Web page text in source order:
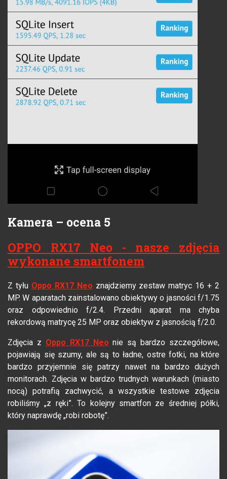
Kamera – ocena 5
OPPO RX17 Neo - nasze zdjęcia
wykonane smartfonem
Z tyłu Oppo RX17 Neo znajdziemy zestaw matryc 16 + 2
MP. W aparatach zainstalowano obiektywy o jasności f/1.75
oraz odpowiednio f/2.4. Przedni aparat ma chyba
rekordową matrycę 25 MP oraz obiektyw z jasnością f/2.0.
Zdjęcia z Oppo RX17 Neo nie są bardzo szczegółowe,
pojawiają się szumy, ale są to ładne, ostre fotki, na które
bardzo przyjemnie się patrzy nawet na bardzo dużych
monitorach. Zdjęcia w bardzo trudnych warunkach (miasto
nocą) potrafią zachwycić, a wszystkie testowe zdjęcia
robiliśmy „z ręki”. To kolejny smartfon ze średniej półki,
który naprawdę „robi robotę”.